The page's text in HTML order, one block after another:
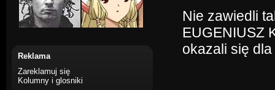
Reklama
Zareklamuj się
Kolumny i glosniki
Nie zawiedli
EUGENIUSZ
okazali się